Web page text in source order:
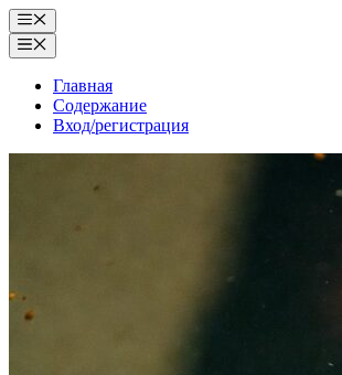
Перейти
к
содержимому
Меню
Меню
Главная
Содержание
Вход/регистрация